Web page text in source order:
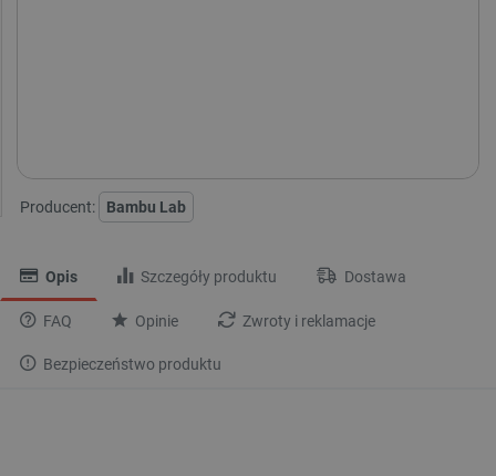
Producent: Bambu Lab
Opis Szczegóły produktu Dostawa
FAQ Opinie Zwroty i reklamacje
Bezpieczeństwo produktu